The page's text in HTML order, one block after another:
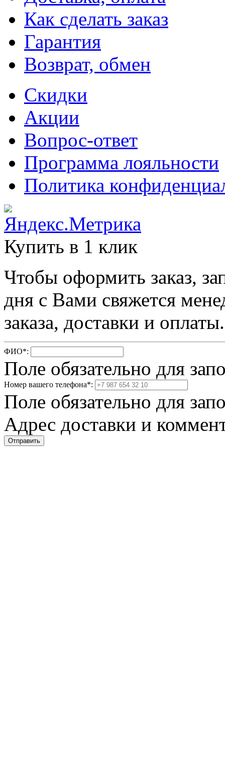
Как сделать заказ
Гарантия
Возврат, обмен
Скидки
Акции
Вопрос-ответ
Программа лояльности
Политика
Купить в 1 клик
Чтобы оформить заказ,
дня с Вами свяжется
заказа, доставки и оплаты.
ФИО*:
Поле обязательно для
Номер вашего телефона*:
Поле обязательно для
Адрес доставки и